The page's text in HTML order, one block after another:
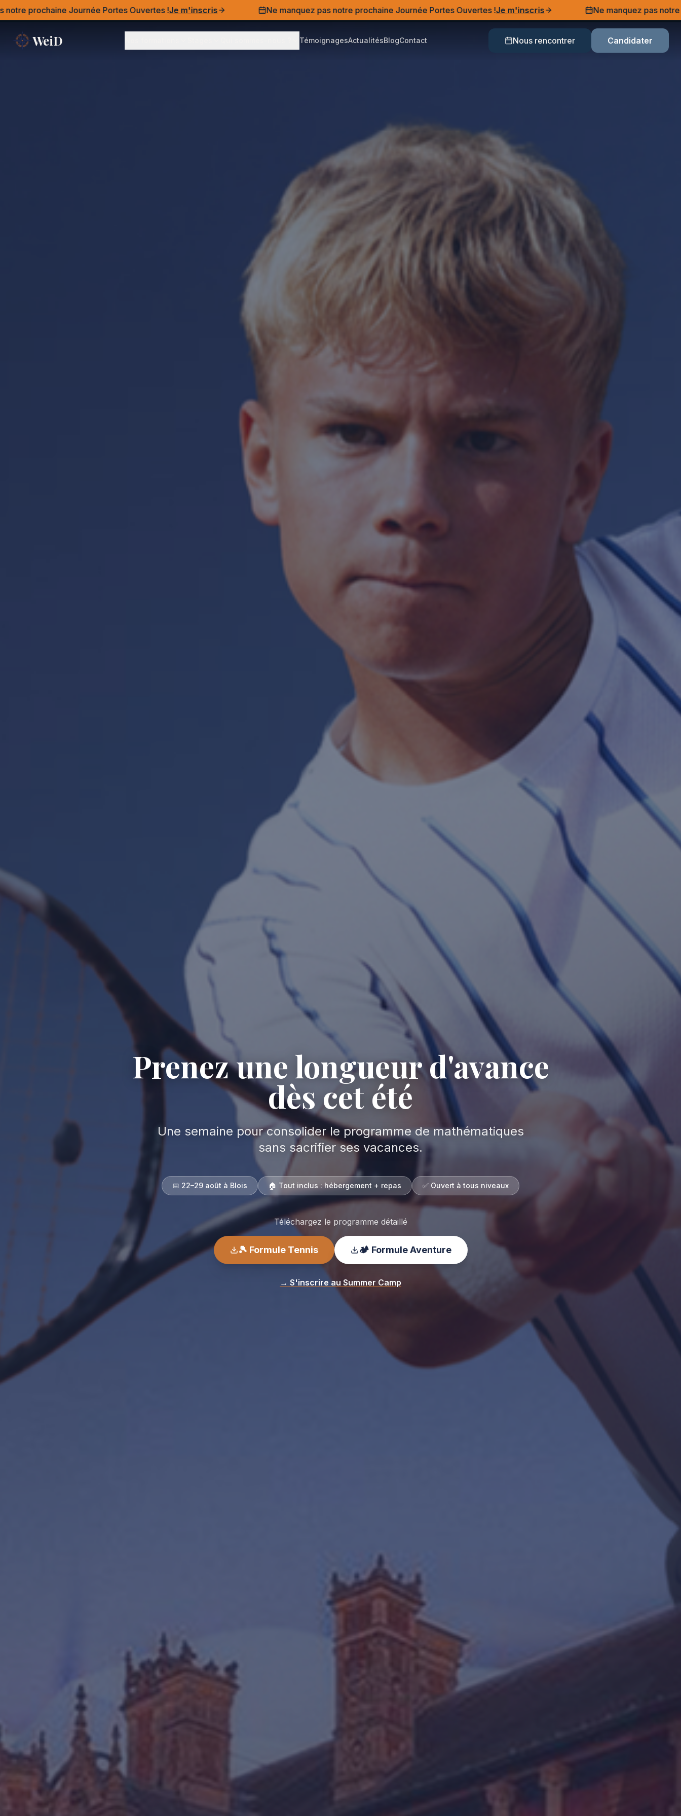
Journée Portes Ouvertes !Je m'inscris Ne manquez pas notre prochaine Journée Portes Ouvertes !Je m'inscris Ne manquez pas notre prochaine
WeiD TémoignagesActualitésBlogContact Nous rencontrer Candidater
Prenez une longueur d'avance
dès cet été
Une semaine pour consolider le programme de mathématiques
sans sacrifier ses vacances.
📅 22–29 août à Blois 🏠 Tout inclus : hébergement + repas ✅ Ouvert à tous niveaux
Téléchargez le programme détaillé
🎾 Formule Tennis 🏕️ Formule Aventure
→ S'inscrire au Summer Camp